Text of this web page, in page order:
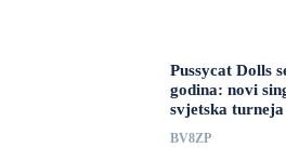
Pussycat Dolls
godina: novi
svjetska turneja
BV8ZP